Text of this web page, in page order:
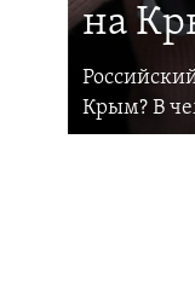
на
Крым? В